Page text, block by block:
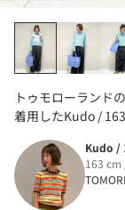
トゥモローランド
着用したKudo /
Kudo /
163 cm